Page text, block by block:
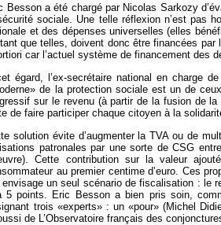
Besson a été chargé par Nicolas Sarkozy
sociale. Une telle réflexion n’est pas
et des dépenses universelles (elles
que telles, doivent donc être financées par
car l’actuel système de financement des
égard, l’ex-secrétaire national en charge
de la protection sociale est un de
sur le revenu (à partir de la fusion de
de faire participer chaque citoyen à la
solution évite d’augmenter la TVA ou de
patronales par une sorte de CSG
Cette contribution sur la valeur
au premier centime d’euro. Ces
envisage un seul scénario de fiscalisation : le
5 points. Eric Besson a bien pris soin,
trois «experts» : un «pour» (Michel
de L’Observatoire français des